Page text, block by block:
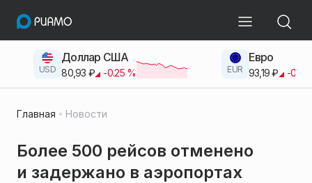
USD
Доллар США
80,93 ₽ -0.25% EUR
Евро
93,19 ₽ -0.42
Главная Новости
Более 500 рейсов отменено
и задержано в аэропортах